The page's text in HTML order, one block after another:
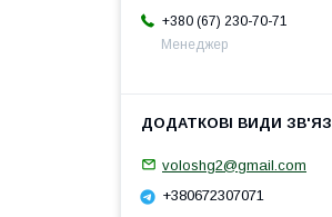
+380 (67) 230-70-71
Менеджер
voloshg2@gmail.com
+380672307071